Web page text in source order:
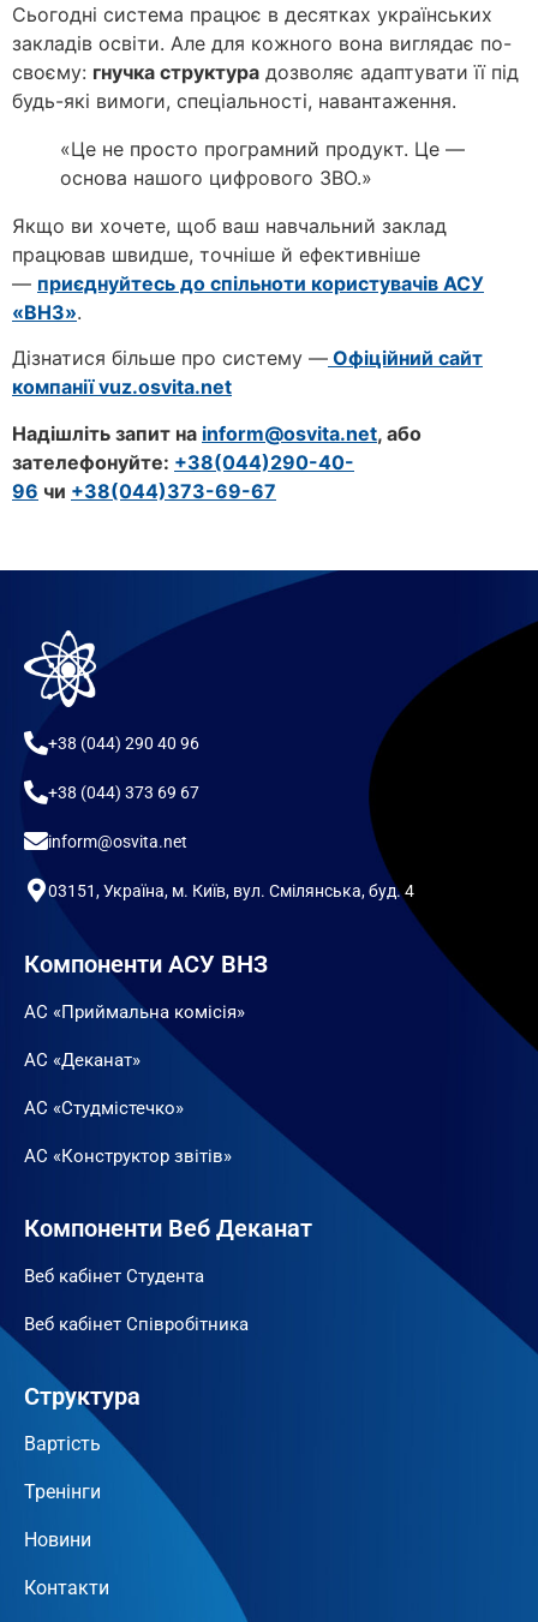
Сьогодні система працює в десятках українських
закладів освіти. Але для кожного вона виглядає по-
своєму: гнучка структура дозволяє адаптувати її під
будь-які вимоги, спеціальності, навантаження.
«Це не просто програмний продукт. Це —
основа нашого цифрового ЗВО.»
Якщо ви хочете, щоб ваш навчальний заклад
працював швидше, точніше й ефективніше
— приєднуйтесь до спільноти користувачів АСУ
«ВНЗ».
Дізнатися більше про систему — Офіційний сайт
компанії vuz.osvita.net
Надішліть запит на inform@osvita.net, або
зателефонуйте: +38(044)290-40-
96 чи +38(044)373-69-67
+38 (044) 290 40 96
+38 (044) 373 69 67
inform@osvita.net
03151, Україна, м. Київ, вул. Смілянська, буд. 4
Компоненти АСУ ВНЗ
АС «Приймальна комісія»
АС «Деканат»
АС «Студмістечко»
АС «Конструктор звітів»
Компоненти Веб Деканат
Веб кабінет Студента
Веб кабінет Співробітника
Структура
Вартість
Тренінги
Новини
Контакти